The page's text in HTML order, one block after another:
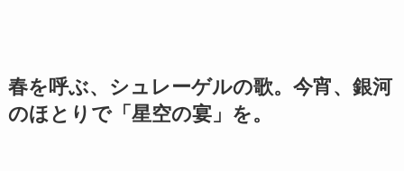
春を呼ぶ、シュレーゲルの歌。今宵、銀河
のほとりで「星空の宴」を。